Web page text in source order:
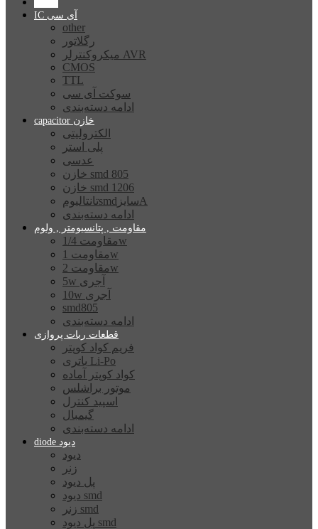
IC آی سی
other
رگلاتور
میکروکنترلر AVR
CMOS
TTL
سوکت آی سی
ادامه دسته‌بندی
capacitor خازن
الکترولیتی
پلی استر
عدسی
خازن smd 805
خازن smd 1206
تانتالیومsmdسایزA
ادامه دسته‌بندی
مقاومت , پتانسیومتر , ولوم
مقاومت 1/4w
مقاومت 1w
مقاومت 2w
5w آجری
10w آجری
smd805
ادامه دسته‌بندی
قطعات ربات پروازی
فریم کواد کوپتر
باتری Li-Po
کواد کوپتر آماده
موتور براشلس
اسپید کنترل
گیمبال
ادامه دسته‌بندی
diode دیود
دیود
زنر
پل دیود
دیود smd
زنر smd
پل دیود smd